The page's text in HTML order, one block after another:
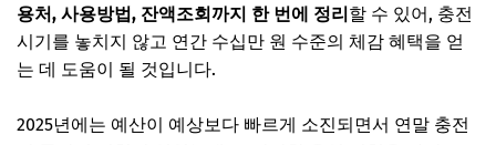
용처, 사용방법, 잔액조회까지 한 번에 정리할 수 있어, 충전
시기를 놓치지 않고 연간 수십만 원 수준의 체감 혜택을 얻
는 데 도움이 될 것입니다.
2025년에는 예산이 예상보다 빠르게 소진되면서 연말 충전